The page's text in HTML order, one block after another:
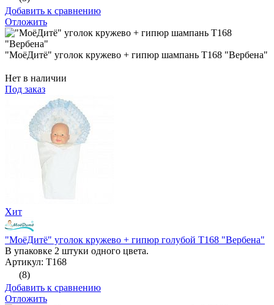
Добавить к сравнению
Отложить
"МоёДитё" уголок кружево + гипюр шампань Т168 "Вербена"
Нет в наличии
Под заказ
Хит
"МоёДитё" уголок кружево + гипюр голубой Т168 "Вербена"
В упаковке 2 штуки одного цвета.
Артикул: Т168
(8)
Добавить к сравнению
Отложить